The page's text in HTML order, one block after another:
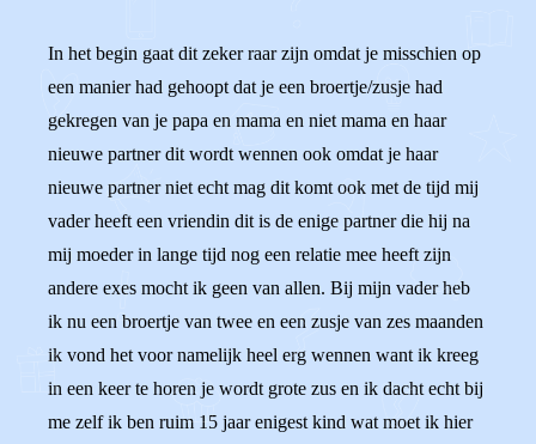
In het begin gaat dit zeker raar zijn omdat je misschien op
een manier had gehoopt dat je een broertje/zusje had
gekregen van je papa en mama en niet mama en haar
nieuwe partner dit wordt wennen ook omdat je haar
nieuwe partner niet echt mag dit komt ook met de tijd mij
vader heeft een vriendin dit is de enige partner die hij na
mij moeder in lange tijd nog een relatie mee heeft zijn
andere exes mocht ik geen van allen. Bij mijn vader heb
ik nu een broertje van twee en een zusje van zes maanden
ik vond het voor namelijk heel erg wennen want ik kreeg
in een keer te horen je wordt grote zus en ik dacht echt bij
me zelf ik ben ruim 15 jaar enigest kind wat moet ik hier